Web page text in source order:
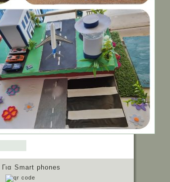
Για Smart phones